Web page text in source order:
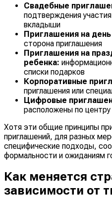
Свадебные
подтверждения
вкладыши
Приглашения на
сторона приглашения
Приглашения на
ребенка:
списки подарков
Корпоративные
приглашения или
Цифровые
расположены по центру
Хотя эти общие принципы
приглашений, для разных
специфические подходы,
формальности и ожиданиям
Как меняется
зависимости от